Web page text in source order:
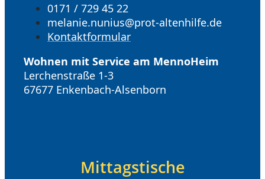
0171 / 729 45 22
melanie.nunius@prot-altenhilfe.de
Kontaktformular
Wohnen mit Service am MennoHeim
Lerchenstraße 1-3
67677 Enkenbach-Alsenborn
Mittagstische